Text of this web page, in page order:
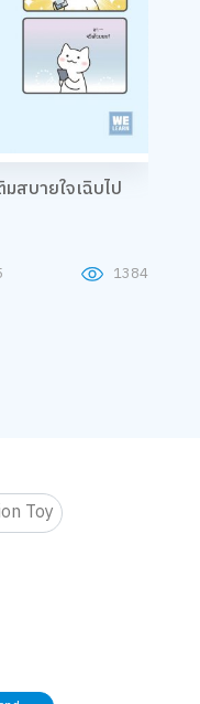
สบายใจเฉิบไป
1384
Toy